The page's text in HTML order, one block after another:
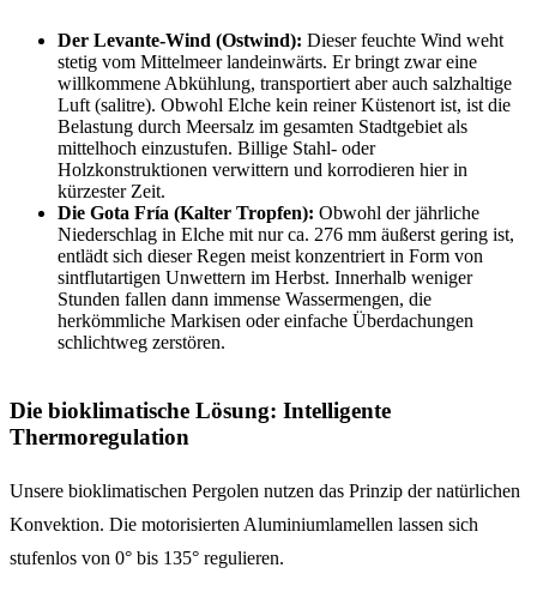
Der Levante-Wind (Ostwind): Dieser feuchte Wind weht
stetig vom Mittelmeer landeinwärts. Er bringt zwar eine
willkommene Abkühlung, transportiert aber auch salzhaltige
Luft (salitre). Obwohl Elche kein reiner Küstenort ist, ist die
Belastung durch Meersalz im gesamten Stadtgebiet als
mittelhoch einzustufen. Billige Stahl- oder
Holzkonstruktionen verwittern und korrodieren hier in
kürzester Zeit.
Die Gota Fría (Kalter Tropfen): Obwohl der jährliche
Niederschlag in Elche mit nur ca. 276 mm äußerst gering ist,
entlädt sich dieser Regen meist konzentriert in Form von
sintflutartigen Unwettern im Herbst. Innerhalb weniger
Stunden fallen dann immense Wassermengen, die
herkömmliche Markisen oder einfache Überdachungen
schlichtweg zerstören.
Die bioklimatische Lösung: Intelligente
Thermoregulation
Unsere bioklimatischen Pergolen nutzen das Prinzip der natürlichen
Konvektion. Die motorisierten Aluminiumlamellen lassen sich
stufenlos von 0° bis 135° regulieren.